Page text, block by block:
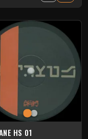
HS 01